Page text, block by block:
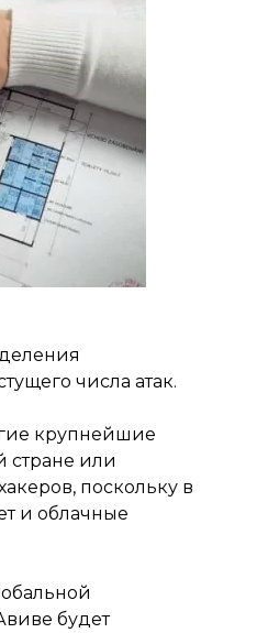
числа атак.
крупнейшие
стране или
поскольку в
и облачные
будет